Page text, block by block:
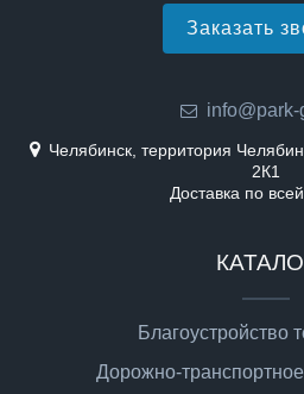
Заказать
info@park-
Челябинск, территория
2К1
Доставка по
Благоустройство
Дорожно-транспортное